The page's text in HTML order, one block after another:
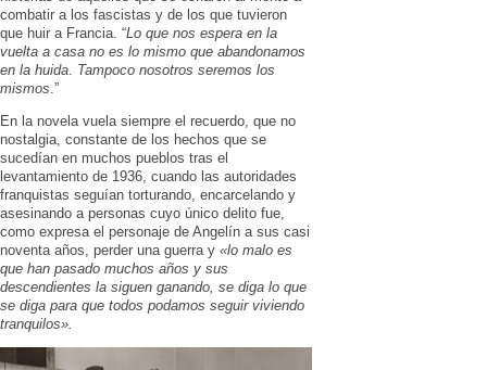
combatir a los fascistas y de los que tuvieron
que huir a Francia. “Lo que nos espera en la
vuelta a casa no es lo mismo que abandonamos
en la huida. Tampoco nosotros seremos los
mismos.”
En la novela vuela siempre el recuerdo, que no
nostalgia, constante de los hechos que se
sucedían en muchos pueblos tras el
levantamiento de 1936, cuando las autoridades
franquistas seguían torturando, encarcelando y
asesinando a personas cuyo único delito fue,
como expresa el personaje de Angelín a sus casi
noventa años, perder una guerra y «lo malo es
que han pasado muchos años y sus
descendientes la siguen ganando, se diga lo que
se diga para que todos podamos seguir viviendo
tranquilos».